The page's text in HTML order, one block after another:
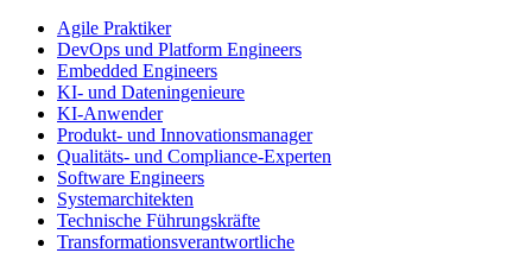
Agile Praktiker
DevOps und Platform Engineers
Embedded Engineers
KI- und Dateningenieure
KI-Anwender
Produkt- und Innovationsmanager
Qualitäts- und Compliance-Experten
Software Engineers
Systemarchitekten
Technische Führungskräfte
Transformationsverantwortliche